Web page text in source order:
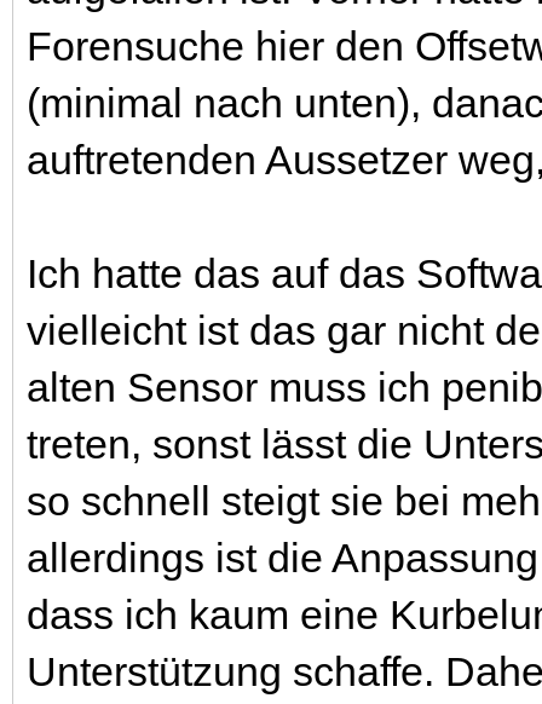
Forensuche hier den
(minimal nach unten),
auftretenden Aussetzer
Ich hatte das auf das
vielleicht ist das gar nicht
alten Sensor muss ich
treten, sonst lässt die
so schnell steigt sie bei
allerdings ist die
dass ich kaum eine
Unterstützung schaffe.